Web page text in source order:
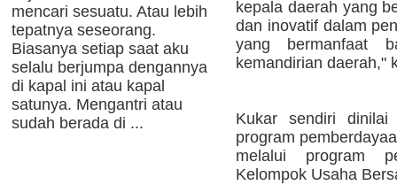
mencari sesuatu. Atau lebih
tepatnya seseorang.
Biasanya setiap saat aku
selalu berjumpa dengannya
di kapal ini atau kapal
satunya. Mengantri atau
sudah berada di ...
kepala daerah yang
dan inovatif dalam
yang bermanfaat
kemandirian daerah,"
Kukar sendiri dinilai
program
melalui program
Kelompok Usaha